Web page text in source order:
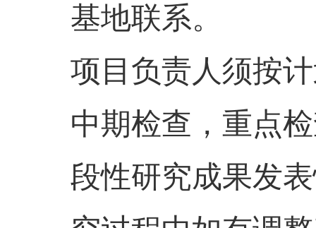
基地联系。
项目负责人须按
中期检查，重点
段性研究成果发